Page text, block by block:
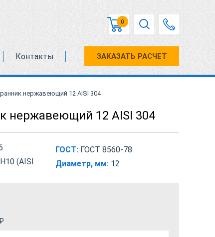
0
Контакты ЗАКАЗАТЬ РАСЧЕТ
нержавеющий 12 AISI 304
нержавеющий 12 AISI 304
(AISI
ГОСТ: ГОСТ 8560-78
Диаметр, мм: 12